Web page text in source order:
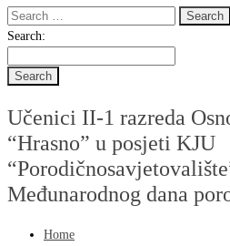
Search
for:
Search
Search:
Učenici II-1 razreda
“Hrasno” u posjeti KJU
Međunarodnog dana
Home